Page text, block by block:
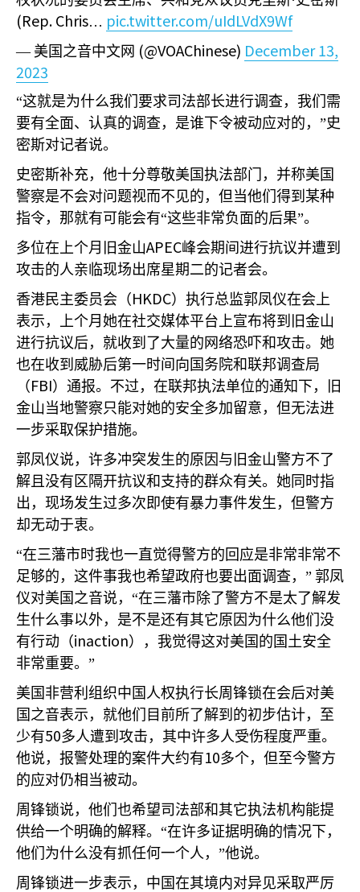
(Rep. Chris… pic.twitter.com/uIdLVdX9Wf
— 美国之音中文网 (@VOAChinese) December 13,
2023
“这就是为什么我们要求司法部长进行调查，我们需
要有全面、认真的调查，是谁下令被动应对的，”史
密斯对记者说。
史密斯补充，他十分尊敬美国执法部门，并称美国
警察是不会对问题视而不见的，但当他们得到某种
指令，那就有可能会有“这些非常负面的后果”。
多位在上个月旧金山APEC峰会期间进行抗议并遭到
攻击的人亲临现场出席星期二的记者会。
香港民主委员会（ HKDC）执行总监郭凤仪在会上
表示，上个月她在社交媒体平台上宣布将到旧金山
进行抗议后，就收到了大量的网络恐吓和攻击。她
也在收到威胁后第一时间向国务院和联邦调查局
（ FBI）通报。不过，在联邦执法单位的通知下，旧
金山当地警察只能对她的安全多加留意，但无法进
一步采取保护措施。
郭凤仪说，许多冲突发生的原因与旧金山警方不了
解且没有区隔开抗议和支持的群众有关。她同时指
出，现场发生过多次即使有暴力事件发生，但警方
却无动于衷。
“在三藩市时我也一直觉得警方的回应是非常非常不
足够的，这件事我也希望政府也要出面调查，” 郭凤
仪对美国之音说，“在三藩市除了警方不是太了解发
生什么事以外，是不是还有其它原因为什么他们没
有行动（inaction），我觉得这对美国的国土安全
非常重要。”
美国非营利组织中国人权执行长周锋锁在会后对美
国之音表示，就他们目前所了解到的初步估计，至
少有50多人遭到攻击，其中许多人受伤程度严重。
他说，报警处理的案件大约有10多个，但至今警方
的应对仍相当被动。
周锋锁说，他们也希望司法部和其它执法机构能提
供给一个明确的解释。“在许多证据明确的情况下，
他们为什么没有抓任何一个人，”他说。
周锋锁进一步表示，中国在其境内对异见采取严厉